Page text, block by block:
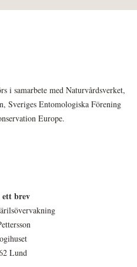
i samarbete med Naturvårdsverket,
Sveriges Entomologiska Förening
Europe.
brev
Lund